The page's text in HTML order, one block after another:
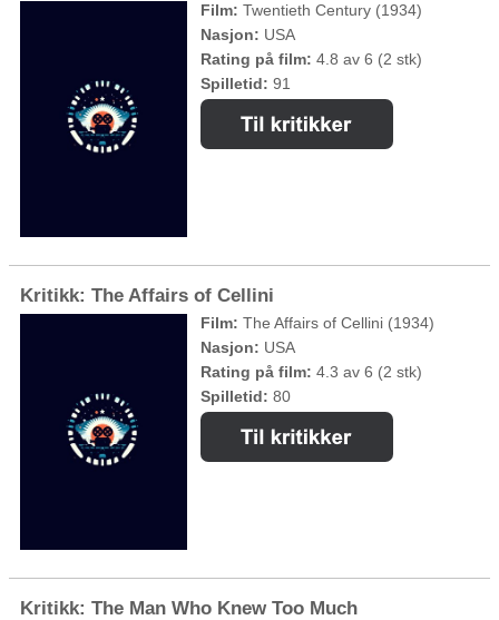
Film: Twentieth Century (1934)
Nasjon: USA
Rating på film: 4.8 av 6 (2 stk)
Spilletid: 91
Kritikk: The Affairs of Cellini
Film: The Affairs of Cellini (1934)
Nasjon: USA
Rating på film: 4.3 av 6 (2 stk)
Spilletid: 80
Kritikk: The Man Who Knew Too Much